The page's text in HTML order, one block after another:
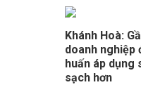
Khánh Hoà:
doanh nghiệp
huấn áp dụng
sạch hơn